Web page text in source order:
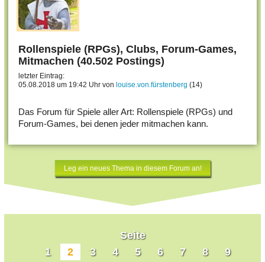
Rollenspiele (RPGs), Clubs, Forum-Games,
Mitmachen (40.502 Postings)
letzter Eintrag:
05.08.2018 um 19:42 Uhr von louise.von.fürstenberg (14)
Das Forum für Spiele aller Art: Rollenspiele (RPGs) und
Forum-Games, bei denen jeder mitmachen kann.
Leg ein neues Thema in diesem Forum an!
Seite
1
2 3 4 5 6 7 8
9